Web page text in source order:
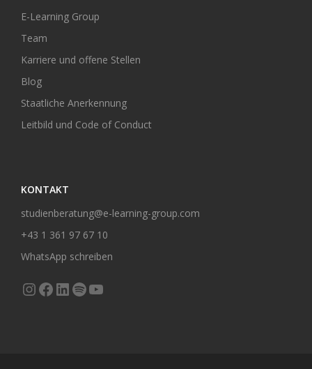
E-Learning Group
Team
Karriere und offene Stellen
Blog
Staatliche Anerkennung
Leitbild und Code of Conduct
KONTAKT
studienberatung@e-learning-group.com
+43 1 361 97 67 10
WhatsApp schreiben
Instagram
Facebook
LinkedIn
Spotify
YouTube